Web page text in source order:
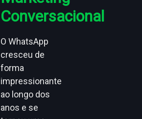
Conversacional
O WhatsApp
cresceu de
forma
impressionante
ao longo dos
anos e se